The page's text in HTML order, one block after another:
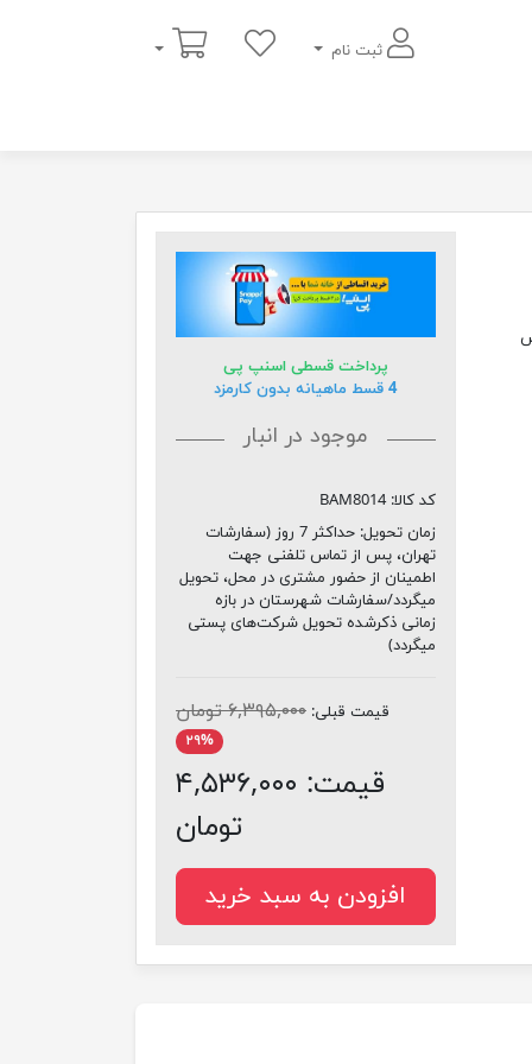
ثبت نام
سبد خرید
پرداخت قسطی اسنپ پی
4 قسط ماهیانه بدون کارمزد
موجود در انبار
کد کالا: BAM8014
زمان تحویل:
حداکثر 7 روز (سفارشات
تهران، پس از تماس تلفنی جهت
اطمینان از حضور مشتری در محل، تحویل
میگردد/سفارشات شهرستان در بازه
زمانی ذکرشده تحویل شرکت‌های پستی
میگردد)
قیمت قبلی: ۶,۳۹۵,۰۰۰ تومان
۲۹%
قیمت: ۴,۵۳۶,۰۰۰
تومان
افزودن به سبد خرید